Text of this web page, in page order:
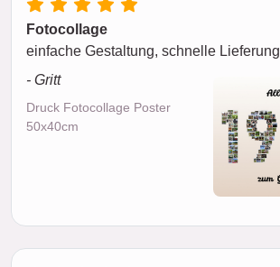
Fotocollage
einfache Gestaltung, schnelle
- Gritt
Druck Fotocollage Poster
50x40cm